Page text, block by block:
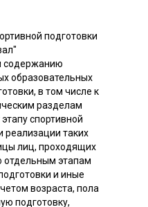
подготовки
содержанию
образовательных
в том числе к
разделам
спортивной
реализации таких
лиц, проходящих
отдельным этапам
и иные
возраста, пола
подготовку,